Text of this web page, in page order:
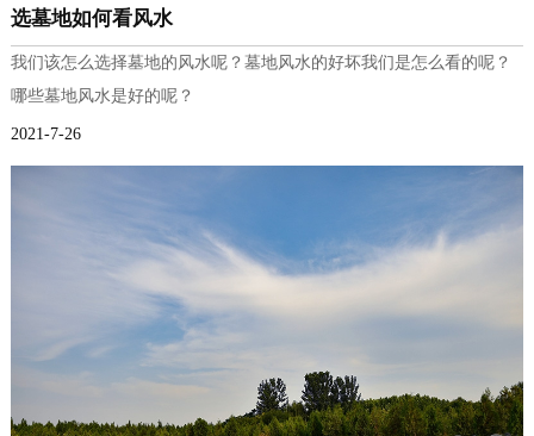
选墓地如何看风水
我们该怎么选择墓地的风水呢？墓地风水的好坏我们是怎么看的呢？
哪些墓地风水是好的呢？
2021-7-26